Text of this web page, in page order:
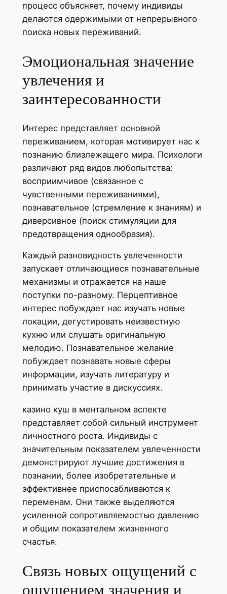
процесс объясняет, почему индивиды
делаются одержимыми от непрерывного
поиска новых переживаний.
Эмоциональная значение
увлечения и
заинтересованности
Интерес представляет основной
переживанием, которая мотивирует нас к
познанию близлежащего мира. Психологи
различают ряд видов любопытства:
восприимчивое (связанное с
чувственными переживаниями),
познавательное (стремление к знаниям) и
диверсивное (поиск стимуляции для
предотвращения однообразия).
Каждый разновидность увлеченности
запускает отличающиеся познавательные
механизмы и отражается на наше
поступки по-разному. Перцептивное
интерес побуждает нас изучать новые
локации, дегустировать неизвестную
кухню или слушать оригинальную
мелодию. Познавательное желание
побуждает познавать новые сферы
информации, изучать литературу и
принимать участие в дискуссиях.
казино куш в ментальном аспекте
представляет собой сильный инструмент
личностного роста. Индивиды с
значительным показателем увлеченности
демонстрируют лучшие достижения в
познании, более изобретательные и
эффективнее приспосабливаются к
переменам. Они также выделяются
усиленной сопротивляемостью давлению
и общим показателем жизненного
счастья.
Связь новых ощущений с
ощущением значения и